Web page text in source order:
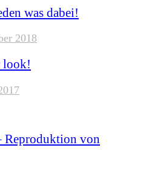
was dabei!
2018
look!
Reproduktion von